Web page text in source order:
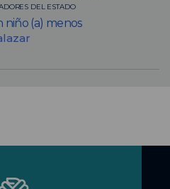
DEL ESTADO
niño (a) menos